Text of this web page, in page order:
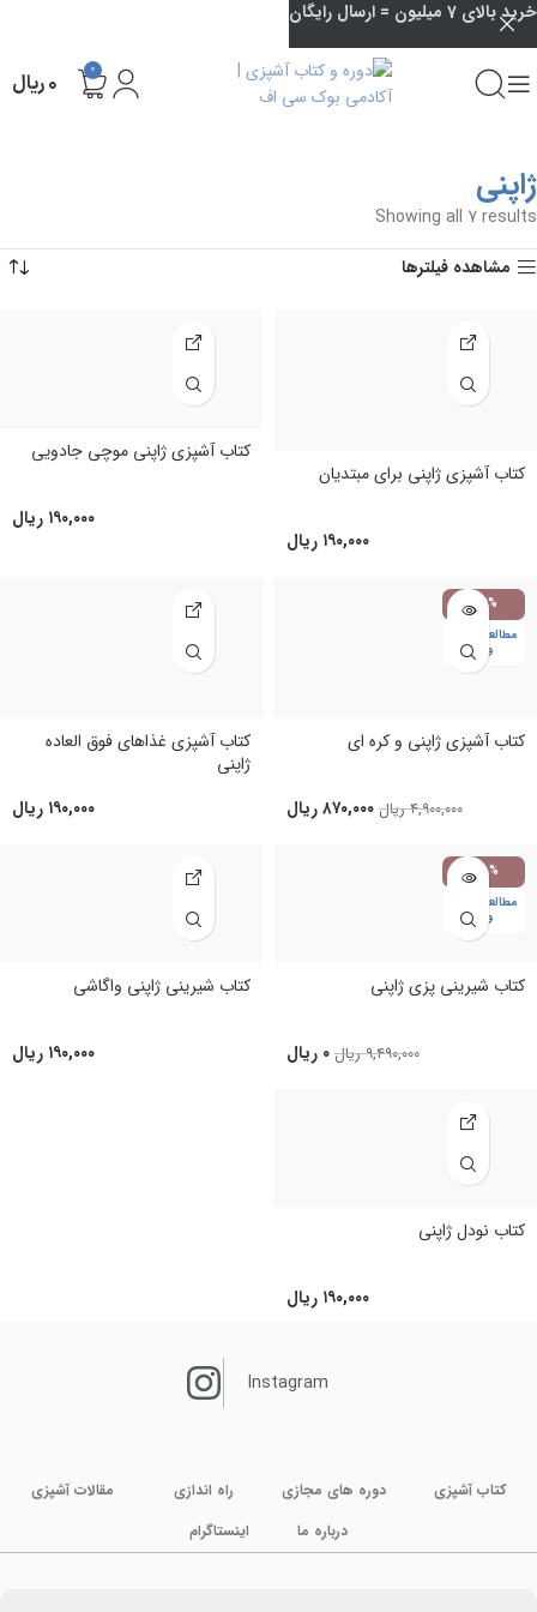
0 ۰ریال
ژاپنی
Showing all 7 results
مشاهده فیلترها
کتاب آشپزی ژاپنی برای مبتدیان
۱۹۰,۰۰۰ ریال
کتاب آشپزی ژاپنی موچی جادویی
۱۹۰,۰۰۰ ریال
-82%
مطالعه در نوب
وک
کتاب آشپزی ژاپنی و کره ای
۴,۹۰۰,۰۰۰ ریال ۸۷۰,۰۰۰ریال
کتاب آشپزی غذاهای فوق العاده
ژاپنی
۱۹۰,۰۰۰ ریال
-100%
مطالعه در نوب
وک
کتاب شیرینی پزی ژاپنی
۹,۴۹۰,۰۰۰ ریال ۰ ریال
کتاب شیرینی ژاپنی واگاشی
۱۹۰,۰۰۰ ریال
کتاب نودل ژاپنی
۱۹۰,۰۰۰ ریال
Instagram
کتاب آشپزی دوره های مجازی راه اندازی
مقالات آشپزی
درباره ما
اینستاگرام
خرید بالای 7 میلیون = ارسال رایگان